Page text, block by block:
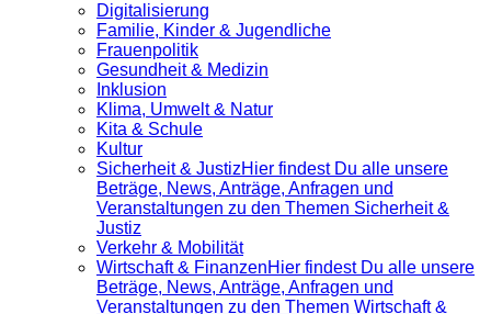
Digitalisierung
Familie, Kinder & Jugendliche
Frauenpolitik
Gesundheit & Medizin
Inklusion
Klima, Umwelt & Natur
Kita & Schule
Kultur
Sicherheit & JustizHier findest Du alle unsere
Beträge, News, Anträge, Anfragen und
Veranstaltungen zu den Themen Sicherheit &
Justiz
Verkehr & Mobilität
Wirtschaft & FinanzenHier findest Du alle unsere
Beträge, News, Anträge, Anfragen und
Veranstaltungen zu den Themen Wirtschaft &